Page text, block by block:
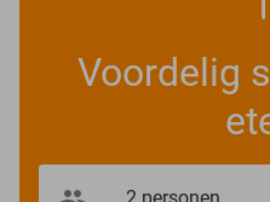
Voordelig